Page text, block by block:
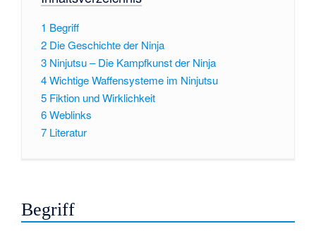
1 Begriff
2 Die Geschichte der Ninja
3 Ninjutsu – Die Kampfkunst der Ninja
4Wichtige Waffensysteme im Ninjutsu
5 Fiktion und Wirklichkeit
6Weblinks
7 Literatur
Begriff